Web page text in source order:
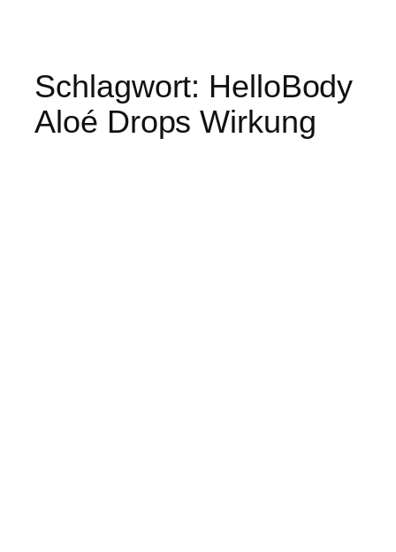
Schlagwort: HelloBody
Aloé Drops Wirkung